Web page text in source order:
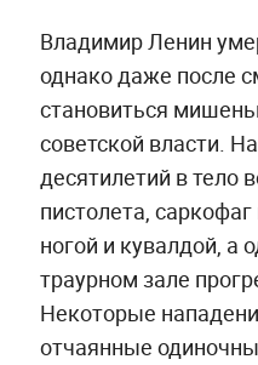
Владимир Ленин
однако даже после
становиться
советской власти.
десятилетий в тело
пистолета,
ногой и кувалдой, а
траурном зале
Некоторые
отчаянные